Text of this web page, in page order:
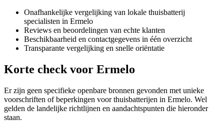
Onafhankelijke vergelijking van lokale thuisbatterij
specialisten in Ermelo
Reviews en beoordelingen van echte klanten
Beschikbaarheid en contactgegevens in één overzicht
Transparante vergelijking en snelle oriëntatie
Korte check voor Ermelo
Er zijn geen specifieke openbare bronnen gevonden met unieke
voorschriften of beperkingen voor thuisbatterijen in Ermelo. Wel
gelden de landelijke richtlijnen en aandachtspunten die hieronder
staan.